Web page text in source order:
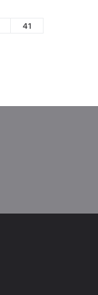
41